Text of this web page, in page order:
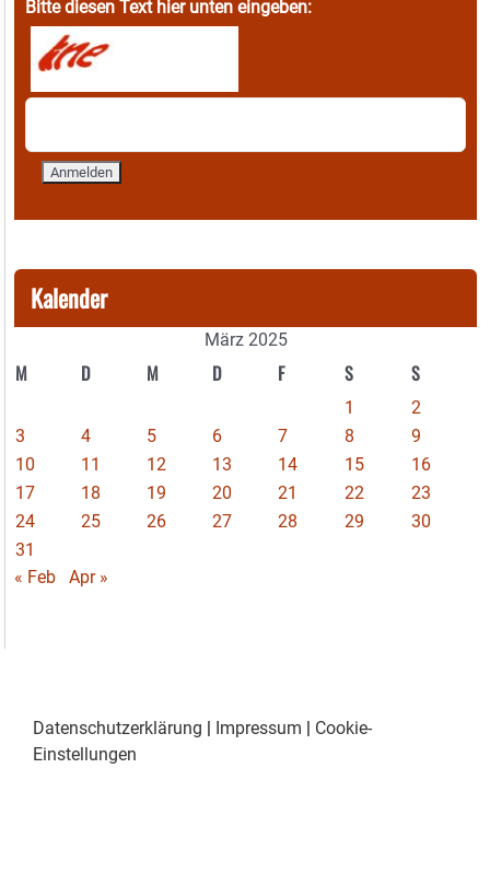
Bitte diesen Text hier unten eingeben:
Kalender
März 2025
M D M D F S S
1
2
3
4 5 6 7 8
9
10
11 12 13 14 15
16
17
18 19 20 21 22
23
24
25 26 27 28 29
30
31
« Feb
Apr »
Datenschutzerklärung | Impressum | Cookie-
Einstellungen